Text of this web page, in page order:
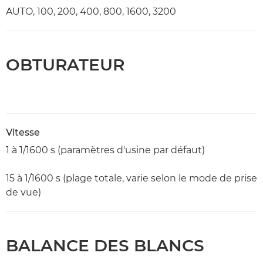
AUTO, 100, 200, 400, 800, 1600, 3200
OBTURATEUR
Vitesse
1 à 1/1600 s (paramètres d'usine par défaut)
15 à 1/1600 s (plage totale, varie selon le mode de prise
de vue)
BALANCE DES BLANCS